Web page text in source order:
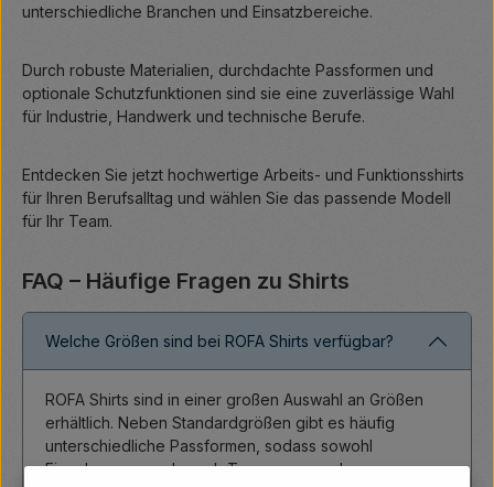
unterschiedliche Branchen und Einsatzbereiche.
Durch robuste Materialien, durchdachte Passformen und
optionale Schutzfunktionen sind sie eine zuverlässige Wahl
für Industrie, Handwerk und technische Berufe.
Entdecken Sie jetzt hochwertige Arbeits- und Funktionsshirts
für Ihren Berufsalltag und wählen Sie das passende Modell
für Ihr Team.
FAQ – Häufige Fragen zu Shirts
Welche Größen sind bei ROFA Shirts verfügbar?
ROFA Shirts sind in einer großen Auswahl an Größen
erhältlich. Neben Standardgrößen gibt es häufig
unterschiedliche Passformen, sodass sowohl
Einzelpersonen als auch Teams passende